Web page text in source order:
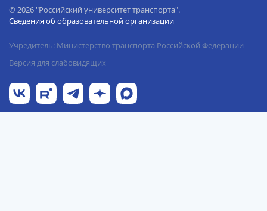
© 2026 "Российский университет транспорта".
Сведения об образовательной организации
Учредитель: Министерство транспорта Российской Федерации
Версия для слабовидящих